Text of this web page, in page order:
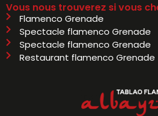
Vous nous trouverez si vous
Flamenco Grenade
Spectacle flamenco Grenade
Spectacle flamenco Grenade
Restaurant flamenco Grenade